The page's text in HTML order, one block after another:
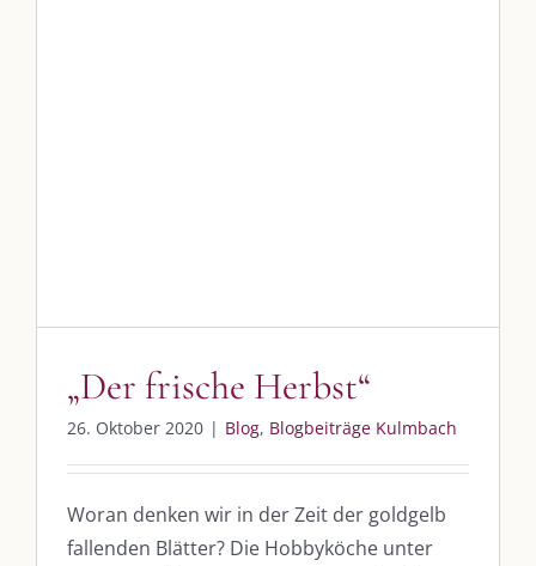
„Der frische Herbst“
26. Oktober 2020 | Blog, Blogbeiträge Kulmbach
Woran denken wir in der Zeit der goldgelb
fallenden Blätter? Die Hobbyköche unter